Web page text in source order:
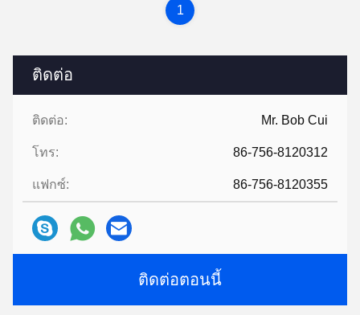
ติดต่อ
ติดต่อ: Mr. Bob Cui
โทร: 86-756-8120312
แฟกซ์: 86-756-8120355
ติดต่อตอนนี้
1